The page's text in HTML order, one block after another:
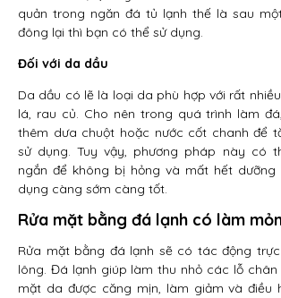
quản trong ngăn đá tủ lạnh thế là sau
đông lại thì bạn có thể sử dụng.
Đối với da dầu
Da dầu có lẽ là loại da phù hợp với rất
lá, rau củ. Cho nên trong quá trình làm
thêm dưa chuột hoặc nước cốt chanh để
sử dụng. Tuy vậy, phương pháp này có
ngắn để không bị hỏng và mất hết dưỡng
dụng càng sớm càng tốt.
Rửa mặt bằng đá lạnh có làm
Rửa mặt bằng đá lạnh sẽ có tác động
lông. Đá lạnh giúp làm thu nhỏ các lỗ
mặt da được căng mịn, làm giảm và điều